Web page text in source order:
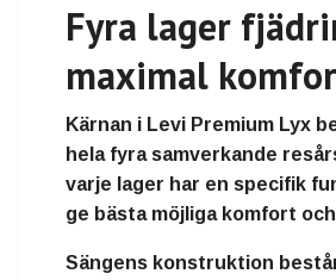
Fyra lager
maximal
Kärnan i Levi Premium Lyx
hela fyra samverkande
varje lager har en specifik
ge bästa möjliga komfort
Sängens konstruktion